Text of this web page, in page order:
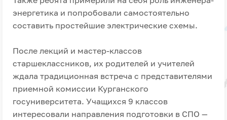
энергетика и попробовали самостоятельно
составить простейшие электрические схемы.
После лекций и мастер-классов
старшеклассников, их родителей и учителей
ждала традиционная встреча с представителями
приемной комиссии Курганского
госуниверситета. Учащихся 9 классов
интересовали направления подготовки в СПО —